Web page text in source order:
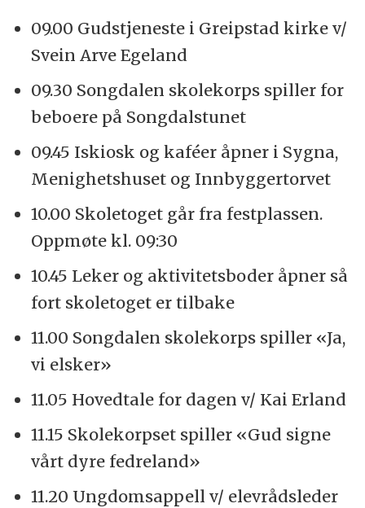
09.00 Gudstjeneste i Greipstad kirke v/
Svein Arve Egeland
09.30 Songdalen skolekorps spiller for
beboere på Songdalstunet
09.45 Iskiosk og kaféer åpner i Sygna,
Menighetshuset og Innbyggertorvet
10.00 Skoletoget går fra festplassen.
Oppmøte kl. 09:30
10.45 Leker og aktivitetsboder åpner så
fort skoletoget er tilbake
11.00 Songdalen skolekorps spiller «Ja,
vi elsker»
11.05 Hovedtale for dagen v/ Kai Erland
11.15 Skolekorpset spiller «Gud signe
vårt dyre fedreland»
11.20 Ungdomsappell v/ elevrådsleder